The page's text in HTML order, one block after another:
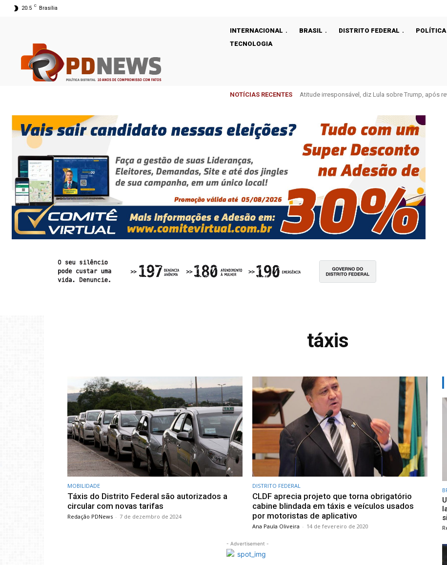
20.5 C Brasília
INTERNACIONAL BRASIL DISTRITO FEDERAL POLÍTICA
TECNOLOGIA
NOTÍCIAS RECENTES
Atitude irresponsável, diz Lula sobre Trump, após
táxis
MOBILIDADE
Táxis do Distrito Federal são autorizados a
circular com novas tarifas
Redação PDNews - 7 de dezembro de 2024
DISTRITO FEDERAL
CLDF aprecia projeto que torna obrigatório
cabine blindada em táxis e veículos usados
por motoristas de aplicativo
Ana Paula Oliveira - 14 de fevereiro de 2020
- Advertisement -